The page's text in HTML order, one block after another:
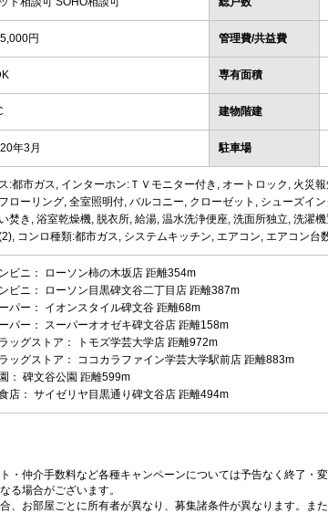
円 管理費/共益費
専有面積
建物階建
年3月 駐車場
:都市ガス, インターホン:ＴＶモニター付き, オートロック, 火災
ローリング, 全室照明付, バルコニー, クローゼット, シューズイ
焚き, 浴室乾燥機, 脱衣所, 給湯, 温水洗浄便座, 洗面所独立, 洗濯
コンロ種類:都市ガス, システムキッチン, エアコン, エアコン台
ビニ： ローソン柿の木坂店 距離354m
ビニ： ローソン目黒碑文谷二丁目店 距離387m
パー： イオンスタイル碑文谷 距離68m
パー： スーパーオオゼキ碑文谷店 距離158m
ッグストア： トモズ学芸大学店 距離972m
ッグストア： ココカラファイン学芸大学駅前店 距離883m
： 碑文谷公園 距離599m
店： サイゼリヤ目黒通り碑文谷店 距離494m
・仲介手数料など各種キャンペーンについては予告なく終了・
る場合がございます。
、お部屋ごとに所有者が異なり、募集諸条件が異なります。ま